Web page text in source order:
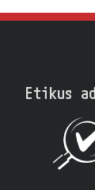
Etikus